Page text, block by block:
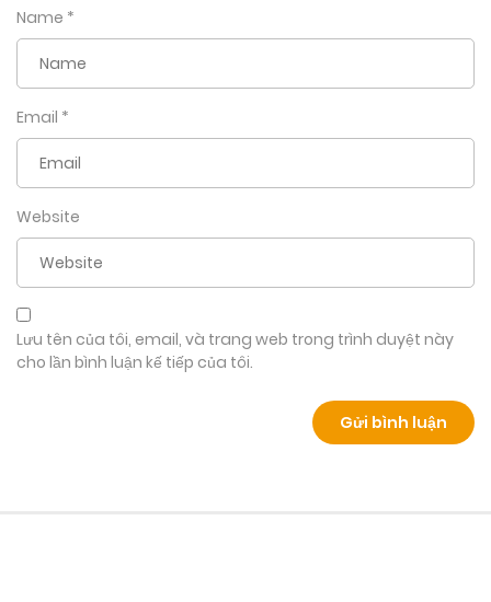
Name *
Email *
Website
Lưu tên của tôi, email, và trang web trong trình duyệt này
cho lần bình luận kế tiếp của tôi.